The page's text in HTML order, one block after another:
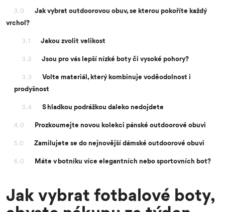
3.0
Jak vybrat outdoorovou obuv, se kterou pokoříte každý
vrchol?
3.1 Jakou zvolit velikost
3.2 Jsou pro vás lepší nízké boty či vysoké pohory?
3.3
Volte materiál, který kombinuje voděodolnost i
prodyšnost
3.4 S hladkou podrážkou daleko nedojdete
4.0 Prozkoumejte novou kolekci pánské outdoorové obuvi
5.0 Zamilujete se do nejnovější dámské outdoorové obuvi
6.0 Máte v botníku více elegantních nebo sportovních bot?
Jak vybrat fotbalové boty,